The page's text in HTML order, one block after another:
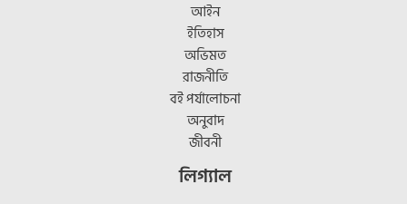
আইন
ইতিহাস
অভিমত
রাজনীতি
বই পর্যালোচনা
অনুবাদ
জীবনী
লিগ্যাল